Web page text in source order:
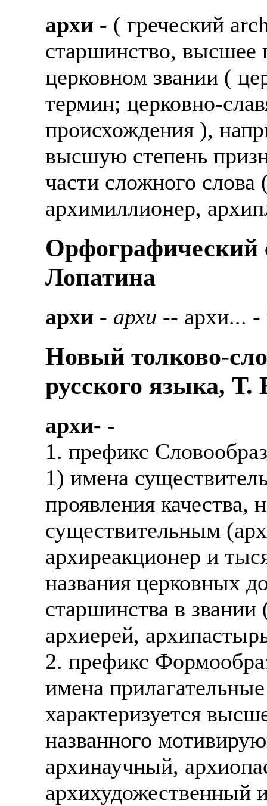
архи - ( греческий
старшинство, высшее
церковном звании (
термин; церковно-
происхождения ),
высшую степень
части сложного
архимиллионер,
Орфографический
Лопатина
архи - архи -- архи... -
Новый толково-
русского языка,
архи- -
1. префикс
1) имена
проявления
существительным
архиреакционер и
названия церковных
старшинства в
архиерей,
2. префикс
имена
характеризуется
названного
архинаучный,
архихудожественный